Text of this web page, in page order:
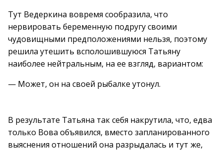
Тут Ведеркина вовремя сообразила, что
нервировать беременную подругу своими
чудовищными предположениями нельзя, поэтому
решила утешить всполошившуюся Татьяну
наиболее нейтральным, на ее взгляд, вариантом:
— Может, он на своей рыбалке утонул.
В результате Татьяна так себя накрутила, что, едва
только Вова объявился, вместо запланированного
выяснения отношений она разрыдалась и тут же,